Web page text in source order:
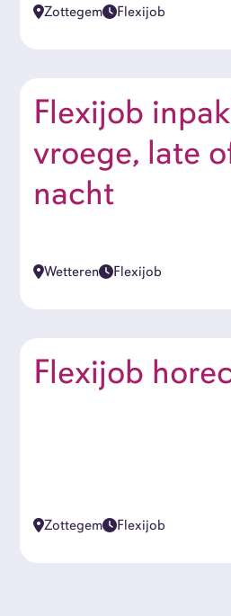
Zottegem Flexijob
Flexijob
vroege, late
nacht
Wetteren Flexijob
Flexijob
Zottegem Flexijob